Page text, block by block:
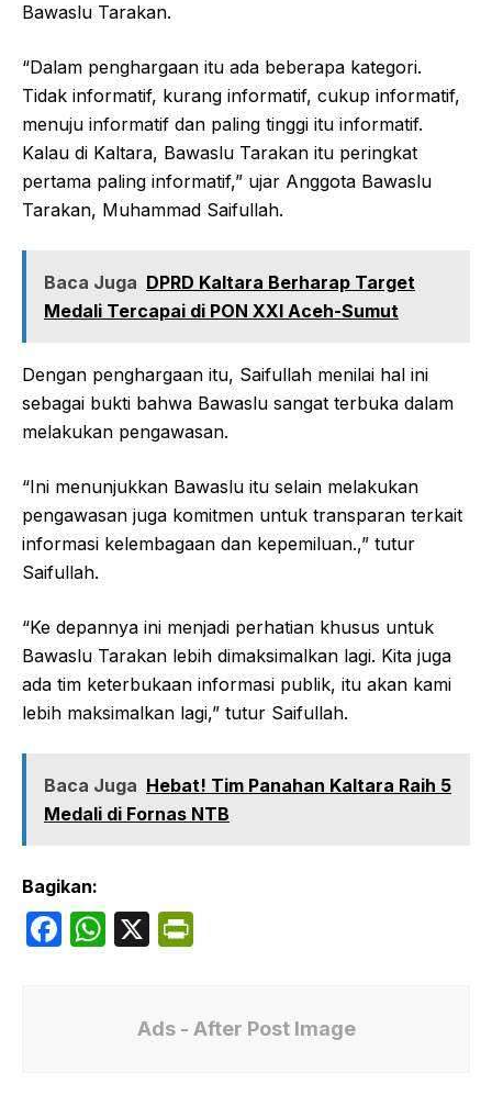
Bawaslu Tarakan.
“Dalam penghargaan itu ada beberapa kategori.
Tidak informatif, kurang informatif, cukup informatif,
menuju informatif dan paling tinggi itu informatif.
Kalau di Kaltara, Bawaslu Tarakan itu peringkat
pertama paling informatif,” ujar Anggota Bawaslu
Tarakan, Muhammad Saifullah.
Baca Juga DPRD Kaltara Berharap Target
Medali Tercapai di PON XXI Aceh-Sumut
Dengan penghargaan itu, Saifullah menilai hal ini
sebagai bukti bahwa Bawaslu sangat terbuka dalam
melakukan pengawasan.
“Ini menunjukkan Bawaslu itu selain melakukan
pengawasan juga komitmen untuk transparan terkait
informasi kelembagaan dan kepemiluan.,” tutur
Saifullah.
“Ke depannya ini menjadi perhatian khusus untuk
Bawaslu Tarakan lebih dimaksimalkan lagi. Kita juga
ada tim keterbukaan informasi publik, itu akan kami
lebih maksimalkan lagi,” tutur Saifullah.
Baca Juga Hebat! Tim Panahan Kaltara Raih 5
Medali di Fornas NTB
Bagikan:
F
W X
Fr
Ads - After Post Image